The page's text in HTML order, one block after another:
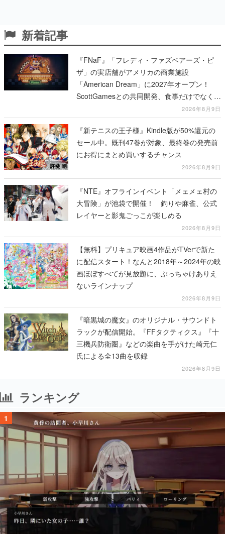
新着記事
『FNaF』「フレディ・ファズベアーズ・ピ
ザ」の実店舗がアメリカの商業施設
「American Dream」に2027年オープン！
ScottGamesとの共同開発、食事だけでなくス
テージショーや没入型のホラー体験も楽しめ
る
2026年8月9日
『新テニスの王子様』Kindle版が50%還元の
セール中。既刊47巻が対象、最終巻の発売前
にお得にまとめ買いするチャンス
2026年8月9日
『NTE』オフラインイベント「メェメェ村の
大冒険」が池袋で開催！ 釣りや麻雀、公式
レイヤーと影鬼ごっこが楽しめる
2026年8月9日
【無料】プリキュア映画4作品がTVerで新た
に配信スタート！なんと2018年～2024年の映
画ほぼすべてが見放題に、ぶっちゃけありえ
ないラインナップ
2026年8月9日
『暗黒城の魔女』のオリジナル・サウンドト
ラックが配信開始。『FFタクティクス』『十
三機兵防衛圏』などの楽曲を手がけた崎元仁
氏による全13曲を収録
2026年8月9日
ランキング
1